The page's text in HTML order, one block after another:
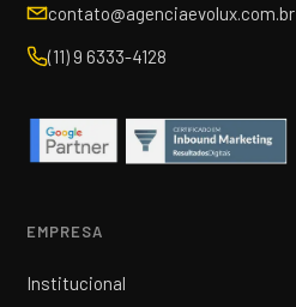
contato@agenciaevolux.com.br
(11) 9 6333-4128
EMPRESA
Institucional